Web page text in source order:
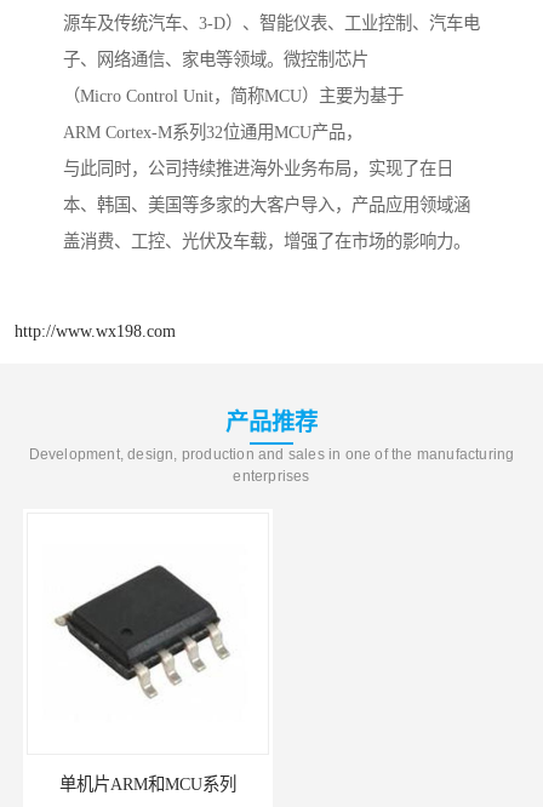
源车及传统汽车、3-D）、智能仪表、工业控制、汽车电
子、网络通信、家电等领域。微控制芯片
（Micro Control Unit，简称MCU）主要为基于
ARM Cortex-M系列32位通用MCU产品，
与此同时，公司持续推进海外业务布局，实现了在日
本、韩国、美国等多家的大客户导入，产品应用领域涵
盖消费、工控、光伏及车载，增强了在市场的影响力。
http://www.wx198.com
产品推荐
Development, design, production and sales in one of the manufacturing
enterprises
单机片ARM和MCU系列